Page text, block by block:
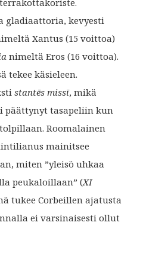
gladiaattoria, kevyesti
Xantus (15 voittoa)
nimeltä Eros (16 voittoa).
tekee käsieleen.
stantēs missī, mikä
tasapeliin kun
Roomalainen
mainitsee
miten ”yleisö uhkaa
peukaloillaan” (XI
tukee Corbeillen ajatusta
ei varsinaisesti ollut